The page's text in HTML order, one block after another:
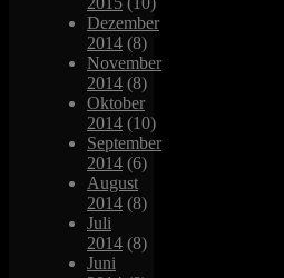
Dezember
2014 (8)
November
2014 (8)
Oktober
2014 (10)
September
2014 (6)
August
2014 (8)
Juli
2014 (8)
Juni